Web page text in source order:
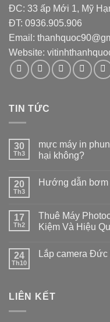
ĐC: 33 ấp Mới 1, Mỹ
ĐT: 0936.905.906
Email:
Website:
TIN TỨC
30
Th3
mực máy in
hại không?
20
Th3
Hướng dẫn
17
Th2
Thuê Máy
Kiệm Và Hiệu
24
Th10
Lắp camera
LIÊN KẾT